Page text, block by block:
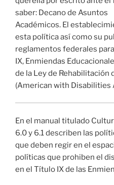
saber: Decano de Asuntos
Académicos. El
esta política así como su
reglamentos federales
IX, Enmiendas
de la Ley de Rehabilitación
(American with Disabilities
En el manual titulado
6.0 y 6.1 describen las
que deben regir en el
políticas que prohiben el
en el Título IX de las